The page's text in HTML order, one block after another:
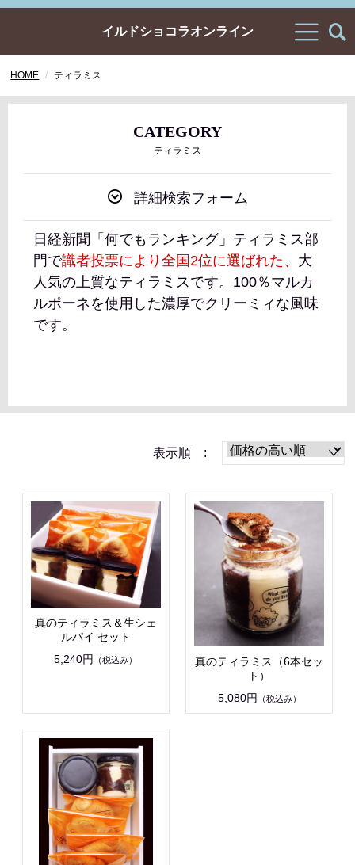
イルドショコラオンライン
HOME ティラミス
CATEGORY
ティラミス
詳細検索フォーム
日経新聞「何でもランキング」ティラミス部
門で識者投票により全国2位に選ばれた、 大
人気の上質なティラミスです。100％マルカ
ルポーネを使用した濃厚でクリーミィな風味
です。
表示順 :
真のティラミス＆生シェ
ルパイ セット
5,240円
（税込み）
真のティラミス（6本セッ
ト）
5,080円 （税込み）